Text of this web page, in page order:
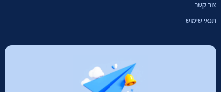
צור קשר
תנאי שימוש